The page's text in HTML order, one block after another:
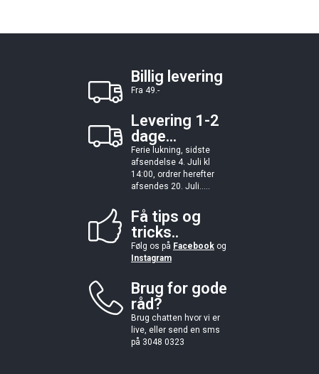
Billig levering
Fra 49.-
Levering 1-2
dage...
Ferie lukning, sidste
afsendelse 4. Juli kl
14:00, ordrer herefter
afsendes 20. Juli.....
Få tips og
tricks..
Følg os på Facebook og
Instagram
Brug for gode
råd?
Brug chatten hvor vi er
live, eller send en sms
på 3048 0323